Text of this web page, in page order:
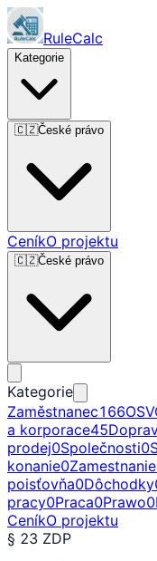
RuleCalc
Kategorie
🇨🇿České právo
CeníkO projektu
🇨🇿České právo
Kategorie
Zaměstnanec166
a korporace45
prodej0Společnosti0
konanie0Zamestnanie
poisťovňa0Dôchodky
pracy0Praca0Prawo0
CeníkO projektu
§ 23 ZDP